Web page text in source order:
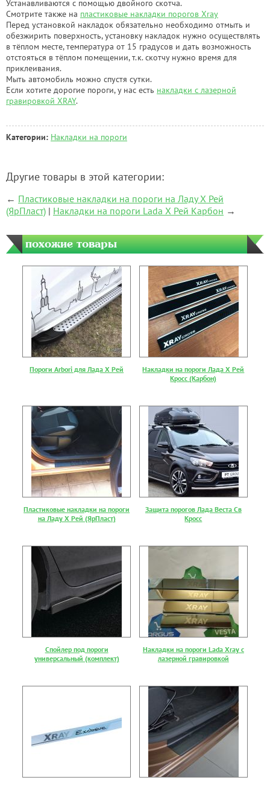
Устанавливаются с помощью двойного скотча.
Смотрите также на пластиковые накладки порогов Xray
Перед установкой накладок обязательно необходимо отмыть и
обезжирить поверхность, установку накладок нужно осуществлять
в тёплом месте, температура от 15 градусов и дать возможность
отстояться в тёплом помещении, т.к. скотчу нужно время для
приклеивания.
Мыть автомобиль можно спустя сутки.
Если хотите дорогие пороги, у нас есть накладки с лазерной
гравировкой XRAY.
Категории: Накладки на пороги
Другие товары в этой категории:
← Пластиковые накладки на пороги на Ладу Х Рей
(ЯрПласт) | Накладки на пороги Lada Х Рей Карбон →
похожие товары
Пороги Arbori для Лада Х Рей
Накладки на пороги Лада Х Рей
Кросс (Карбон)
Пластиковые накладки на пороги
на Ладу Х Рей (ЯрПласт)
Защита порогов Лада Веста Св
Кросс
Спойлер под пороги
универсальный (комплект)
Накладки на пороги Lada Xray с
лазерной гравировкой